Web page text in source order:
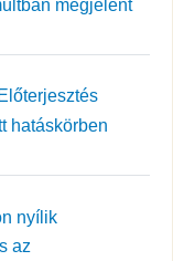
megjelent
hatáskörben
az